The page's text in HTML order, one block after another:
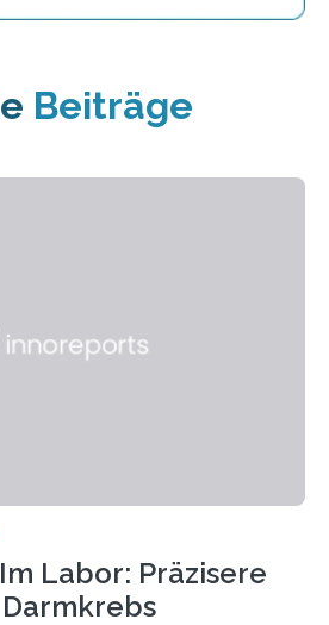
Beiträge
Labor: Präzisere